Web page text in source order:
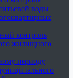
воды
контроль
жилищного
периоду